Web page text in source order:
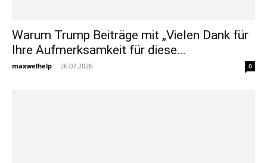
Warum Trump Beiträge mit „Vielen Dank für
Ihre Aufmerksamkeit für diese...
maxwelhelp - 26.07.2026 0